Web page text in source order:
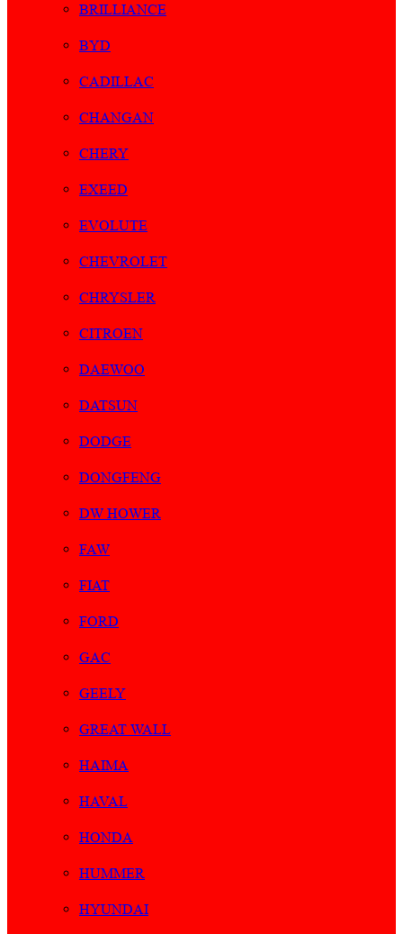
BRILLIANCE
BYD
CADILLAC
CHANGAN
CHERY
EXEED
EVOLUTE
CHEVROLET
CHRYSLER
CITROEN
DAEWOO
DATSUN
DODGE
DONGFENG
DW HOWER
FAW
FIAT
FORD
GAC
GEELY
GREAT WALL
HAIMA
HAVAL
HONDA
HUMMER
HYUNDAI